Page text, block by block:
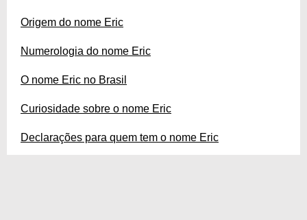
Origem do nome Eric
Numerologia do nome Eric
O nome Eric no Brasil
Curiosidade sobre o nome Eric
Declarações para quem tem o nome Eric